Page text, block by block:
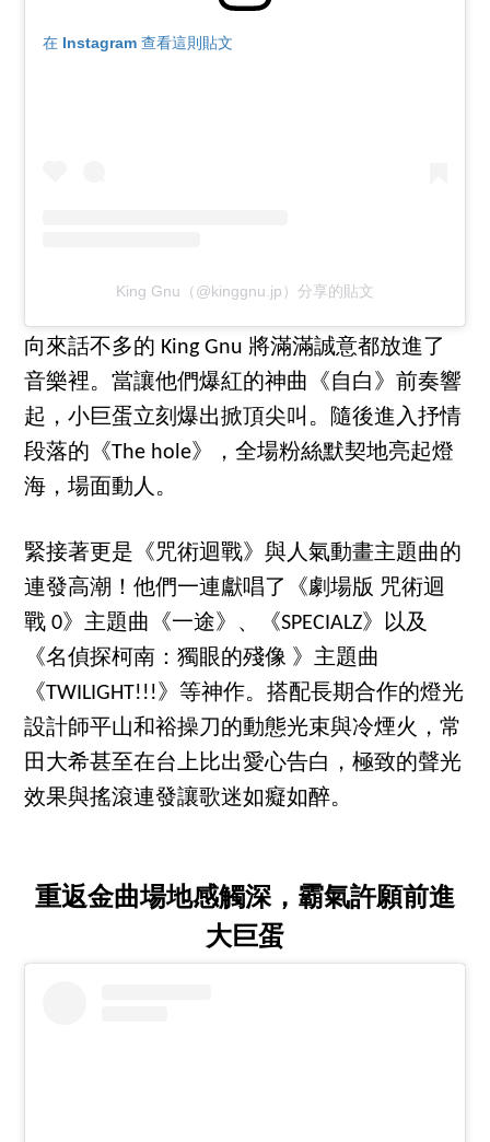
在 Instagram 查看這則貼文
King Gnu（@kinggnu.jp）分享的貼文
向來話不多的 King Gnu 將滿滿誠意都放進了
音樂裡。當讓他們爆紅的神曲《自白》前奏響
起，小巨蛋立刻爆出掀頂尖叫。隨後進入抒情
段落的《The hole》，全場粉絲默契地亮起燈
海，場面動人。
緊接著更是《咒術迴戰》與人氣動畫主題曲的
連發高潮！他們一連獻唱了《劇場版 咒術迴
戰 0》主題曲《一途》、《SPECIALZ》以及
《名偵探柯南：獨眼的殘像 》主題曲
《TWILIGHT!!!》等神作。搭配長期合作的燈光
設計師平山和裕操刀的動態光束與冷煙火，常
田大希甚至在台上比出愛心告白，極致的聲光
效果與搖滾連發讓歌迷如癡如醉。
重返金曲場地感觸深，霸氣許願前進
大巨蛋